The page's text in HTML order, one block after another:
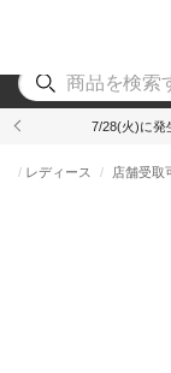
7/28(火)に発
レディース 店舗受取